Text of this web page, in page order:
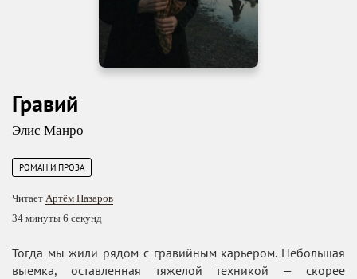
Гравий
Элис Манро
РОМАН И ПРОЗА
Читает Артём Назаров
34 минуты 6 секунд
Тогда мы жили рядом с гравийным карьером. Небольшая
выемка, оставленная тяжелой техникой — скорее